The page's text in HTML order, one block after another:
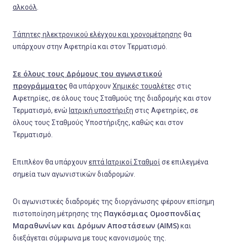
αλκοόλ.
Τάπητες ηλεκτρονικού ελέγχου και χρονομέτρησης θα
υπάρχουν στην Αφετηρία και στον Τερματισμό.
Σε όλους τους Δρόμους του αγωνιστικού
προγράμματος θα υπάρχουνΧημικές τουαλέτες στις
Αφετηρίες, σε όλους τους Σταθμούς της διαδρομής και στον
Τερματισμό, ενώ Ιατρική υποστήριξη στις Αφετηρίες, σε
όλους τους Σταθμούς Υποστήριξης, καθώς και στον
Τερματισμό.
Επιπλέον θα υπάρχουνεπτά Ιατρικοί Σταθμοίσε επιλεγμένα
σημεία των αγωνιστικών διαδρομών.
Οι αγωνιστικές διαδρομές της διοργάνωσης φέρουν επίσημη
πιστοποίηση μέτρησης της Παγκόσμιας Ομοσπονδίας
Μαραθωνίων και Δρόμων Αποστάσεων (AIMS)και
διεξάγεται σύμφωνα με τους κανονισμούς της.